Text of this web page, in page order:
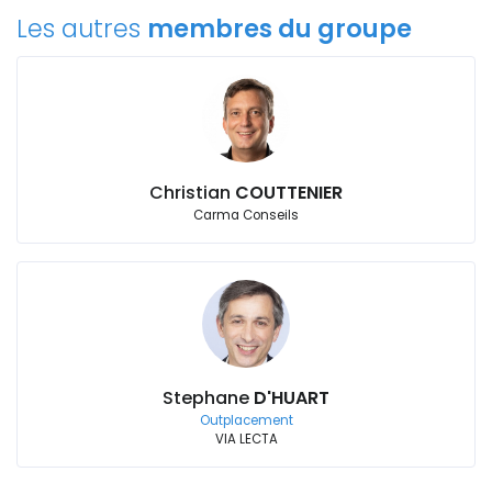
Les autres membres du groupe
Christian COUTTENIER
Carma Conseils
Stephane D'HUART
Outplacement
VIA LECTA